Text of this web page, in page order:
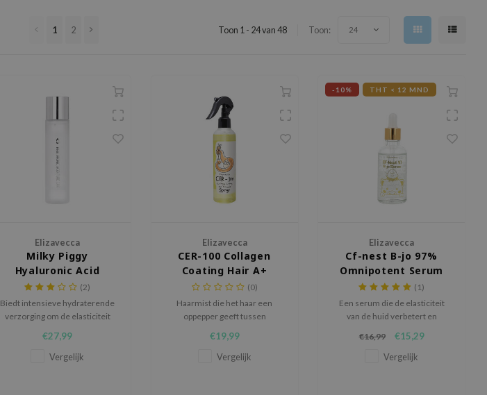
1 2 Toon 1 - 24 van 48 Toon: 24
Elizavecca
Milky Piggy
Hyaluronic Acid
Serum 100%
(2)
Biedt intensieve hydraterende
verzorging om de elasticiteit
€27,99
Vergelijk
Elizavecca
CER-100 Collagen
Coating Hair A+
Muscle Spray
(0)
Haarmist die het haar een
oppepper geeft tussen
en revitaliseert het haar voor
een gezonde glans.
€19,99
Vergelijk
-10% THT < 12 MND
Elizavecca
Cf-nest B-jo 97%
Omnipotent Serum
(1)
Een serum die de elasticiteit
van de huid verbetert en
€16,99 €15,29
Vergelijk